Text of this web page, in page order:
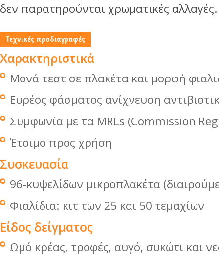
δεν παρατηρούνται χρωματικές αλλαγές.
Τεχνικές προδιαγραφές
Χαρακτηριστικά
Μονά τεστ σε πλακέτα και μορφή
Ευρέος φάσματος ανίχνευση
Συμφωνία με τα MRLs (Commission
Έτοιμο προς χρήση
Συσκευασία
96-κυψελίδων μικροπλακέτα
Φιαλίδια: κιτ των 25 και 50 τεμαχίων
Είδος δείγματος
Ωμό κρέας, τροφές, αυγό, συκώτι και